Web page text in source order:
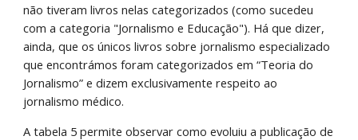
não tiveram livros nelas categorizados (como sucedeu
com a categoria "Jornalismo e Educação"). Há que dizer,
ainda, que os únicos livros sobre jornalismo especializado
que encontrámos foram categorizados em “Teoria do
Jornalismo” e dizem exclusivamente respeito ao
jornalismo médico.
A tabela 5 permite observar como evoluiu a publicação de